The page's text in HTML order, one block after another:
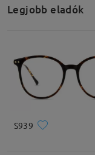
Legjobb eladók
S939